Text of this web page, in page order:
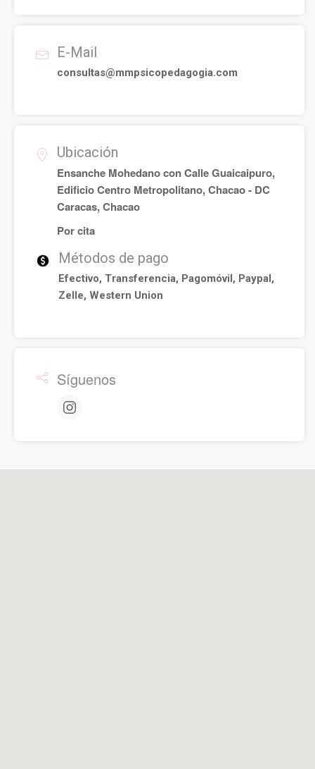
E-Mail
consultas@mmpsicopedagogia.com
Ubicación
Ensanche Mohedano con Calle Guaicaipuro,
Edificio Centro Metropolitano, Chacao - DC
Caracas, Chacao
Por cita
Métodos de pago
Efectivo, Transferencia, Pagomóvil, Paypal,
Zelle, Western Union
Síguenos